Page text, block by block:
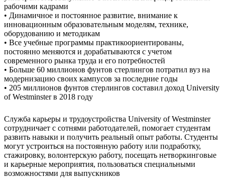
рабочими кадрами
• Динамичное и постоянное развитие, внимание к
инновационным образовательным моделям, технике,
оборудованию и методикам
• Все учебные программы практикоориентированы,
постоянно меняются и дорабатываются с учетом
современного рынка труда и его потребностей
• Больше 60 миллионов фунтов стерлингов потратил вуз на
модернизацию своих кампусов за последние годы
• 205 миллионов фунтов стерлингов составил доход University
of Westminster в 2018 году
Служба карьеры и трудоустройства University of Westminster
сотрудничает с сотнями работодателей, помогает студентам
развить навыки и получить реальный опыт работы. Студенты
могут устроиться на постоянную работу или подработку,
стажировку, волонтерскую работу, посещать нетворкинговые
и карьерные мероприятия, пользоваться специальными
возможностями для выпускников